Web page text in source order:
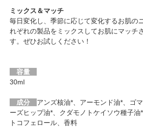
ミックス＆マッチ
毎日変化し、季節に応じて変化するお肌の
れぞれの製品をミックスしてお肌にマッチ
す。ぜひお試しください！
容量
30ml
成分 アンズ核油*、アーモンド油*、ゴ
ーズヒップ油*、クダモノトケイソウ種子油
トコフェロール、香料